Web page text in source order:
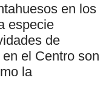
en los
especie
de
el Centro son
la